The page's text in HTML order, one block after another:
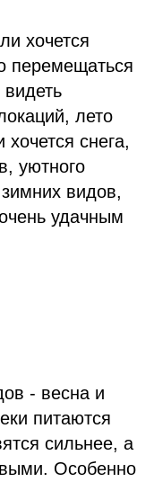
хочется
перемещаться
лето
снега,
уютного
видов,
удачным
- весна и
питаются
сильнее, а
Особенно